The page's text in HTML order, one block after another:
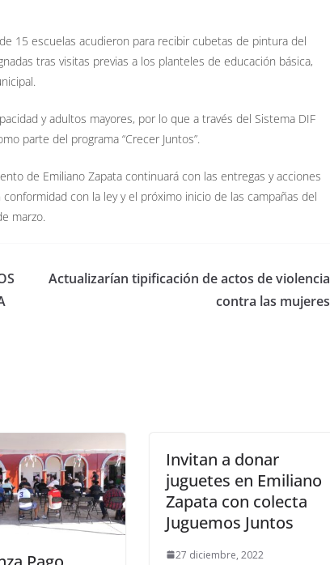
15 escuelas acudieron para recibir cubetas de pintura del
tras visitas previas a los planteles de educación básica,
y adultos mayores, por lo que a través del Sistema DIF
parte del programa “Crecer Juntos”.
de Emiliano Zapata continuará con las entregas y acciones
con la ley y el próximo inicio de las campañas del
marzo.
Actualizarían tipificación de actos de violencia
contra las mujeres
Invitan a donar
juguetes en Emiliano
Zapata con colecta
Juguemos Juntos
27 diciembre, 2022